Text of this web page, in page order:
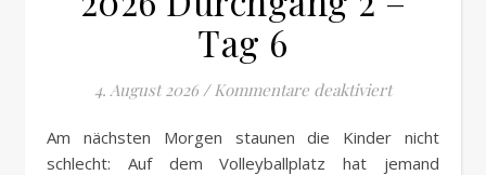
Tag 6
4. August 2026 / Kommentare deaktiviertfür 2026
Am nächsten Morgen staunen die Kinder nicht
schlecht: Auf dem Volleyballplatz hat jemand